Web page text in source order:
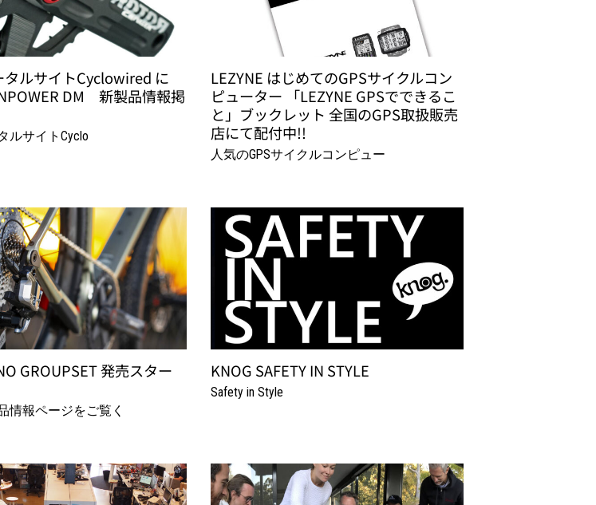
タルサイトCyclowired に
DM 新製品情報掲
ルサイトCyclo
LEZYNE はじめてのGPSサイクルコン
ピューター 「LEZYNE GPSでできるこ
と」ブックレット 全国のGPS取扱販売
店にて配付中!!
人気のGPSサイクルコンピュー
GROUPSET 発売スター
情報ページをご覧く
KNOG SAFETY IN STYLE
Safety in Style